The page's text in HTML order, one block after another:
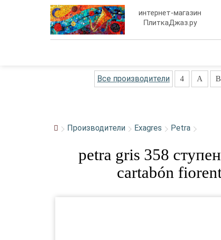
интернет-магазин
ПлиткаДжаз.ру
Все производители 4 A B
Производители Exagres Petra
petra gris 358
cartabón